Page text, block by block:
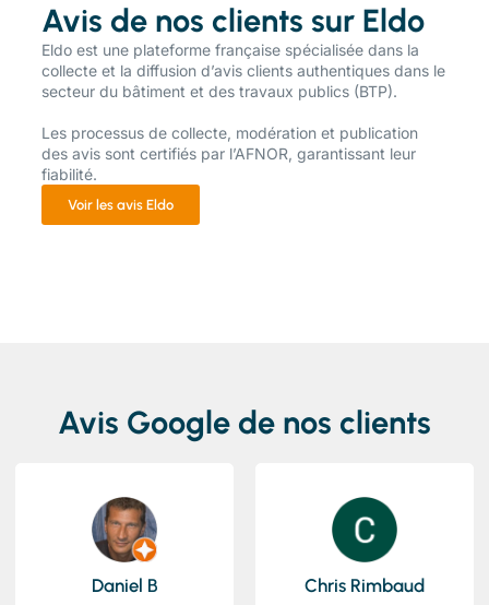
Avis de nos clients sur Eldo
​Eldo est une plateforme française spécialisée dans la
collecte et la diffusion d’avis clients authentiques dans le
secteur du bâtiment et des travaux publics (BTP).
Les processus de collecte, modération et publication
des avis sont certifiés par l’AFNOR, garantissant leur
fiabilité.
Voir les avis Eldo
Avis Google de nos clients
Daniel B Chris Rimbaud